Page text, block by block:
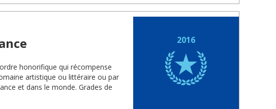
honorifique qui récompense
artistique ou littéraire ou par
et dans le monde. Grades de
2016